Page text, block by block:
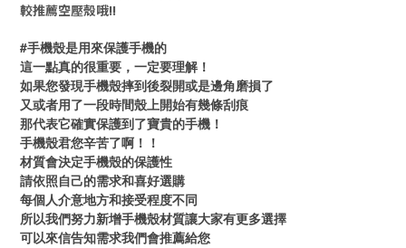
較推薦空壓殼哦!!
#手機殼是用來保護手機的
這一點真的很重要，一定要理解！
如果您發現手機殼摔到後裂開或是邊角磨損了
又或者用了一段時間殼上開始有幾條刮痕
那代表它確實保護到了寶貴的手機！
手機殼君您辛苦了啊！！
材質會決定手機殼的保護性
請依照自己的需求和喜好選購
每個人介意地方和接受程度不同
所以我們努力新增手機殼材質讓大家有更多選擇
可以來信告知需求我們會推薦給您